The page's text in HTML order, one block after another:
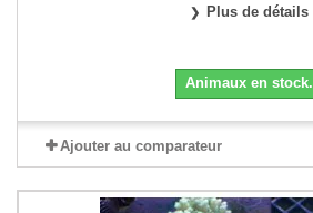
Plus de détails
Animaux en stock.
Ajouter au comparateur